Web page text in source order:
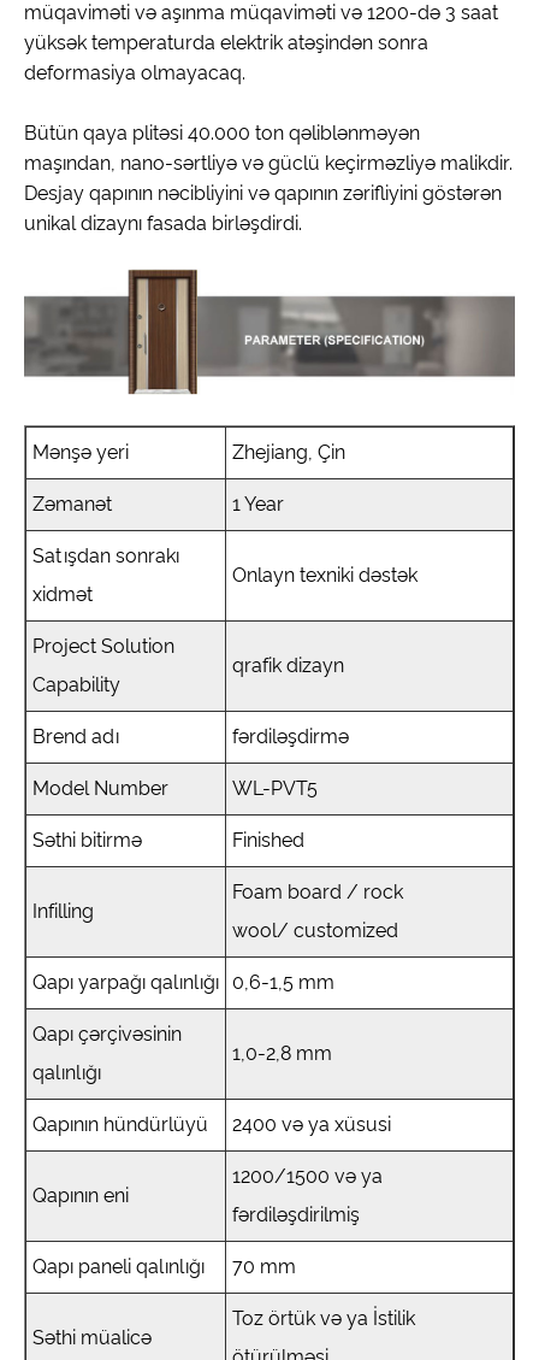
müqaviməti və aşınma müqaviməti və 1200-də 3 saat
yüksək temperaturda elektrik atəşindən sonra
deformasiya olmayacaq.
Bütün qaya plitəsi 40.000 ton qəliblənməyən
maşından, nano-sərtliyə və güclü keçirməzliyə malikdir.
Desjay qapının nəcibliyini və qapının zərifliyini göstərən
unikal dizaynı fasada birləşdirdi.
Mənşə yeri Zhejiang, Çin
Zəmanət 1 Year
Satışdan sonrakı
xidmət
Onlayn texniki dəstək
Project Solution
Capability
qrafik dizayn
Brend adı fərdiləşdirmə
Model Number WL-PVT5
Səthi bitirmə Finished
Infilling
Foam board / rock
wool/ customized
Qapı yarpağı qalınlığı 0,6-1,5 mm
Qapı çərçivəsinin
qalınlığı
1,0-2,8 mm
Qapının hündürlüyü 2400 və ya xüsusi
Qapının eni
1200/1500 və ya
fərdiləşdirilmiş
Qapı paneli qalınlığı 70 mm
Səthi müalicə
Toz örtük və ya İstilik